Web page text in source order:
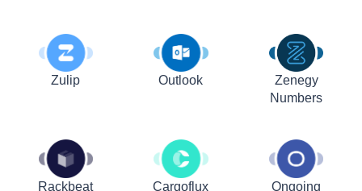
Zulip Outlook
Zenegy
Numbers
Rackbeat Cargoflux
Ongoing